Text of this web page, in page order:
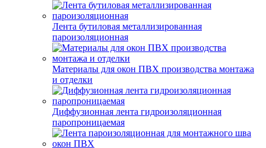
Лента бутиловая металлизированная
пароизоляционная
Материалы для окон ПВХ производства монтажа
и отделки
Диффузионная лента гидроизоляционная
паропроницаемая